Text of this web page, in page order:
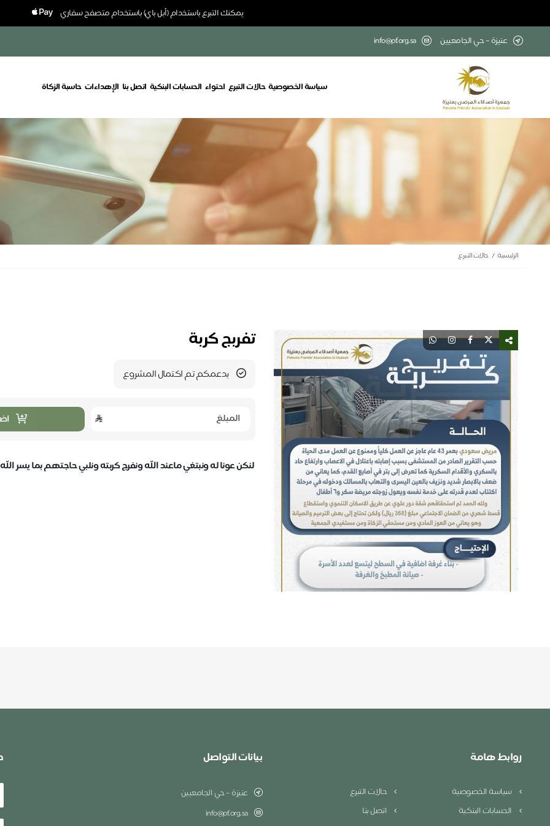
يمكنك التبرع باستخدام (أبل باي) باستخدام متصفح سفاري
عنيزة – حي الجامعيين info@pf.org.sa
سياسة الخصوصية حالات التبرع احتواء الحسابات البنكية اتصل بنا الإهداءات حاسبة الزكاة
الرئيسية حالات التبرع
تفربج كربة
بدعمكم تم اكتمال المشروع
لنكن عونا له ونبتغي ماعند الله ونفرج كربته ونلبي حاجتهم بما يسر الله
روابط هامة
سياسة الخصوصية
حالات التبرع
الحسابات البنكية
اتصل بنا
بيانات التواصل
عنيزة – حي الجامعيين
info@pf.org.sa